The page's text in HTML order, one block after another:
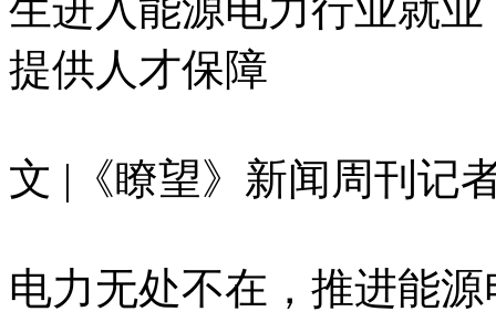
提供人才保障
文 |《瞭望》新闻周刊记
电力无处不在，推进能